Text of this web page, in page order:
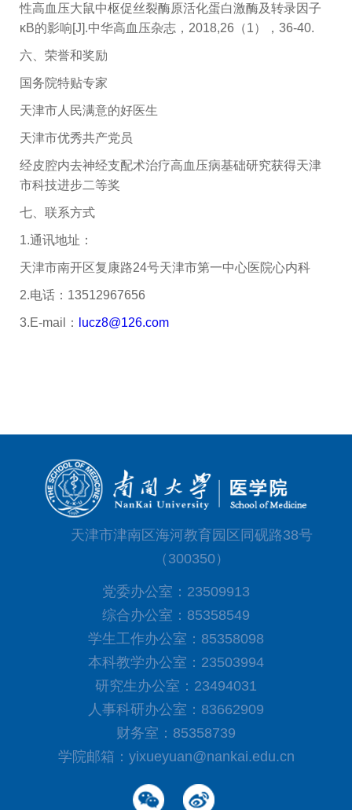
性高血压大鼠中枢促丝裂酶原活化蛋白激酶及转录因子
κB的影响[J].中华高血压杂志，2018,26（1），36-40.
六、荣誉和奖励
国务院特贴专家
天津市人民满意的好医生
天津市优秀共产党员
经皮腔内去神经支配术治疗高血压病基础研究获得天津
市科技进步二等奖
七、联系方式
1.通讯地址：
天津市南开区复康路24号天津市第一中心医院心内科
2.电话：13512967656
3.E-mail： lucz8@126.com
天津市津南区海河教育园区同砚路38号
（300350）
党委办公室：23509913
综合办公室：85358549
学生工作办公室：85358098
本科教学办公室：23503994
研究生办公室：23494031
人事科研办公室：83662909
财务室：85358739
学院邮箱：yixueyuan@nankai.edu.cn